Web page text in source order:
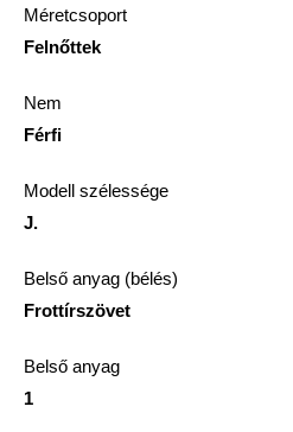
Méretcsoport
Felnőttek
Nem
Férfi
Modell szélessége
J.
Belső anyag (bélés)
Frottírszövet
Belső anyag
1